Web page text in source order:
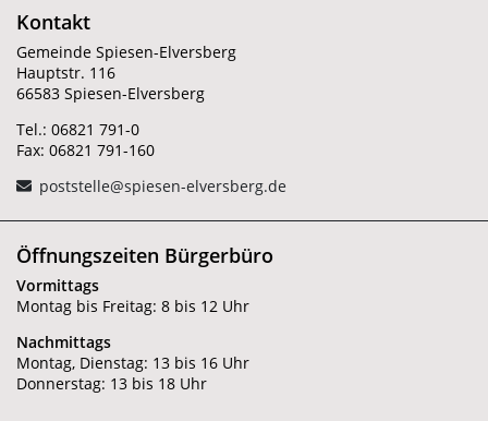
Kontakt
Gemeinde Spiesen-Elversberg
Hauptstr. 116
66583 Spiesen-Elversberg
Tel.: 06821 791-0
Fax: 06821 791-160
poststelle@spiesen-elversberg.de
Öffnungszeiten Bürgerbüro
Vormittags
Montag bis Freitag: 8 bis 12 Uhr
Nachmittags
Montag, Dienstag: 13 bis 16 Uhr
Donnerstag: 13 bis 18 Uhr